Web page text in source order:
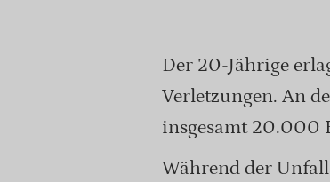
Der 20-Jährige
Verletzungen. An
insgesamt 20.000
Während der